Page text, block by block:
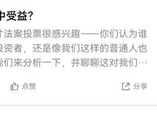
益？
法案投票很感兴趣——你们认为谁
者，还是像我们这样的普通人也
来分析一下，并聊聊这对我们所
点赞 分享